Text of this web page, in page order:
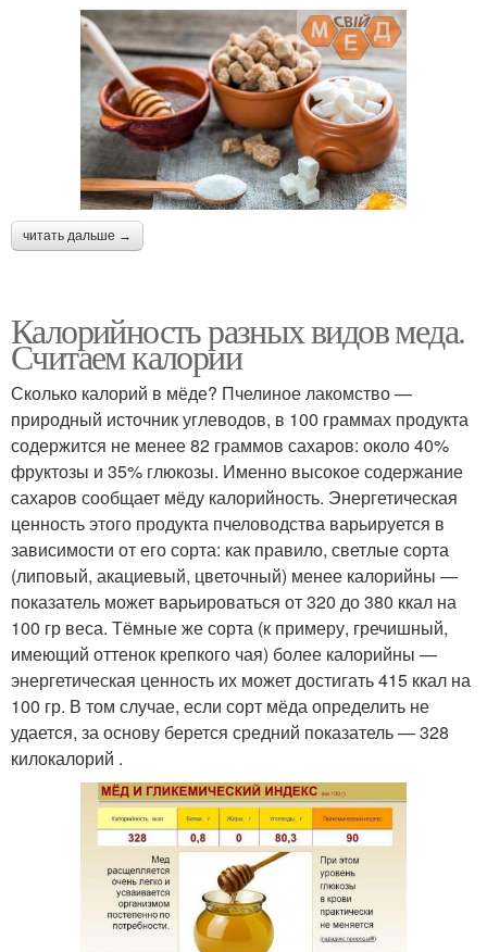
читать дальше →
Калорийность разных видов меда.
Считаем калории
Сколько калорий в мёде? Пчелиное лакомство —
природный источник углеводов, в 100 граммах продукта
содержится не менее 82 граммов сахаров: около 40%
фруктозы и 35% глюкозы. Именно высокое содержание
сахаров сообщает мёду калорийность. Энергетическая
ценность этого продукта пчеловодства варьируется в
зависимости от его сорта: как правило, светлые сорта
(липовый, акациевый, цветочный) менее калорийны —
показатель может варьироваться от 320 до 380 ккал на
100 гр веса. Тёмные же сорта (к примеру, гречишный,
имеющий оттенок крепкого чая) более калорийны —
энергетическая ценность их может достигать 415 ккал на
100 гр. В том случае, если сорт мёда определить не
удается, за основу берется средний показатель — 328
килокалорий .